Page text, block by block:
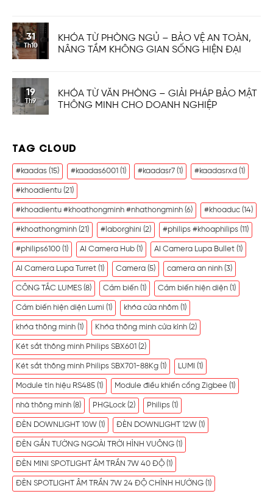
31
Th10
KHÓA TỪ PHÒNG NGỦ – BẢO VỆ AN TOÀN,
NÂNG TẦM KHÔNG GIAN SỐNG HIỆN ĐẠI
19
Th9
KHÓA TỪ VĂN PHÒNG – GIẢI PHÁP BẢO MẬT
THÔNG MINH CHO DOANH NGHIỆP
TAG CLOUD
#kaadas (15) #kaadas6001 (1) #kaadasr7 (1) #kaadasrxd (1)
#khoadientu (21)
#khoadientu #khoathongminh #nhathongminh (6) #khoaduc (14)
#khoathongminh (21) #laborghini (2) #philips #khoaphilips (11)
#philips6100 (1) AI Camera Hub (1) AI Camera Lupa Bullet (1)
AI Camera Lupa Turret (1) Camera (5) camera an ninh (3)
CÔNG TẮC LUMES (8) Cảm biến (1) Cảm biến hiện diện (1)
Cảm biến hiện diện Lumi (1) khóa cửa nhôm (1)
khóa thông minh (1) Khóa thông minh cửa kính (2)
Két sắt thông minh Philips SBX601 (2)
Két sắt thông minh Philips SBX701-88Kg (1) LUMI (1)
Module tín hiệu RS485 (1) Module điều khiển cổng Zigbee (1)
nhà thông minh (8) PHGLock (2) Philips (1)
ĐÈN DOWNLIGHT 10W (1) ĐÈN DOWNLIGHT 12W (1)
ĐÈN GẮN TƯỜNG NGOÀI TRỜI HÌNH VUÔNG (1)
ĐÈN MINI SPOTLIGHT ÂM TRẦN 7W 40 ĐỘ (1)
ĐÈN SPOTLIGHT ÂM TRẦN 7W 24 ĐỘ CHỈNH HƯỚNG (1)